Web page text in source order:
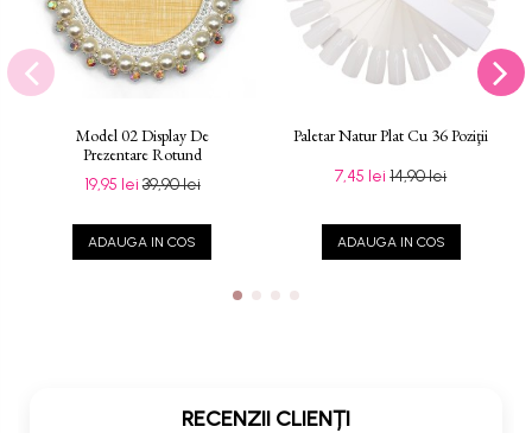
Model 02 Display De
Prezentare Rotund
19,95 lei39,90 lei
ADAUGA IN COS
Paletar Natur Plat Cu 36 Poziţii
7,45 lei14,90 lei
ADAUGA IN COS
RECENZII CLIENȚI